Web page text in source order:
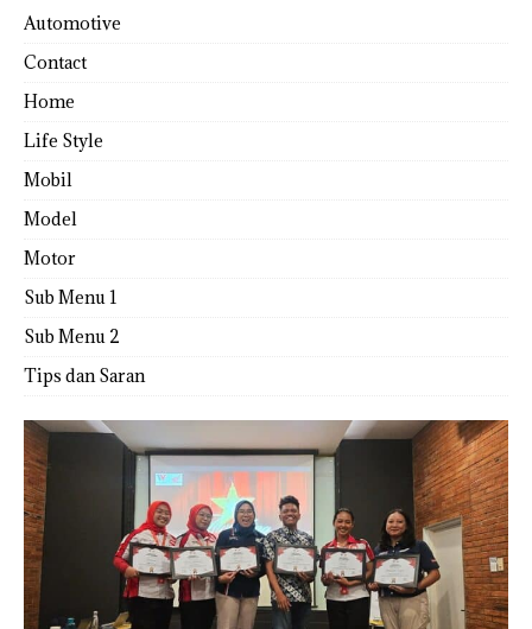
Automotive
Contact
Home
Life Style
Mobil
Model
Motor
Sub Menu 1
Sub Menu 2
Tips dan Saran